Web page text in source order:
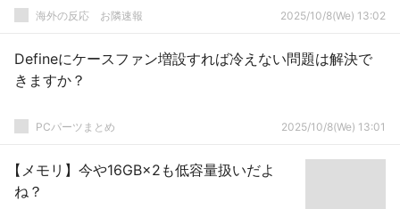
海外の反応 お隣速報 2025/10/8(We) 13:02
Defineにケースファン増設すれば冷えない問題は解決で
きますか？
PCパーツまとめ 2025/10/8(We) 13:01
【メモリ】今や16GB×2も低容量扱いだよ
ね？